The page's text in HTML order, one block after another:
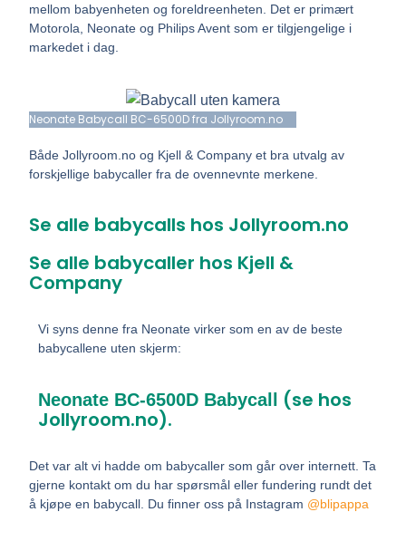
mellom babyenheten og foreldreenheten. Det er primært
Motorola, Neonate og Philips Avent som er tilgjengelige i
markedet i dag.
Neonate Babycall BC-6500D fra Jollyroom.no
Både Jollyroom.no og Kjell & Company et bra utvalg av
forskjellige babycaller fra de ovennevnte merkene.
Se alle babycalls hos Jollyroom.no
Se alle babycaller hos Kjell &
Company
Vi syns denne fra Neonate virker som en av de beste
babycallene uten skjerm:
Neonate BC-6500D Babycall (se hos
Jollyroom.no).
Det var alt vi hadde om babycaller som går over internett. Ta
gjerne kontakt om du har spørsmål eller fundering rundt det
å kjøpe en babycall. Du finner oss på Instagram @blipappa